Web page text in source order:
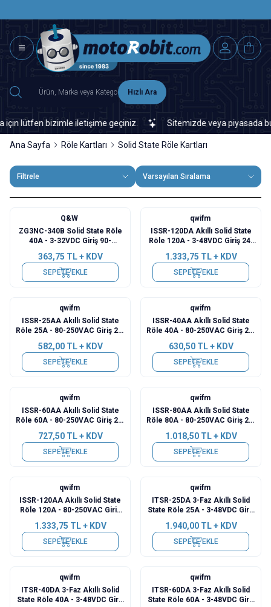
Hızlı Ara
lütfen bizimle iletişime geçiniz. Sitemizde veya piyasada
Ana Sayfa Röle Kartları Solid State Röle Kartları
Filtrele Varsayılan Sıralama
Q&W
ZG3NC-340B Solid State Röle
40A - 3-32VDC Giriş 90-
363,75 TL + KDV
SEPETE EKLE
qwifm
ISSR-120DA Akıllı Solid State
Röle 120A - 3-48VDC Giriş 24-
1.333,75 TL + KDV
SEPETE EKLE
qwifm
ISSR-25AA Akıllı Solid State
Röle 25A - 80-250VAC Giriş 24-
582,00TL + KDV
SEPETE EKLE
qwifm
ISSR-40AA Akıllı Solid State
Röle 40A - 80-250VAC Giriş 24-
630,50TL + KDV
SEPETE EKLE
qwifm
ISSR-60AA Akıllı Solid State
Röle 60A - 80-250VAC Giriş 24-
727,50TL + KDV
SEPETE EKLE
qwifm
ISSR-80AA Akıllı Solid State
Röle 80A - 80-250VAC Giriş 24-
1.018,50TL + KDV
SEPETE EKLE
qwifm
ISSR-120AA Akıllı Solid State
Röle 120A - 80-250VAC Giriş
1.333,75 TL + KDV
SEPETE EKLE
qwifm
ITSR-25DA 3-Faz Akıllı Solid
State Röle 25A - 3-48VDC Giriş
1.940,00TL + KDV
SEPETE EKLE
qwifm
ITSR-40DA 3-Faz Akıllı Solid
State Röle 40A - 3-48VDC Giriş
qwifm
ITSR-60DA 3-Faz Akıllı Solid
State Röle 60A - 3-48VDC Giriş